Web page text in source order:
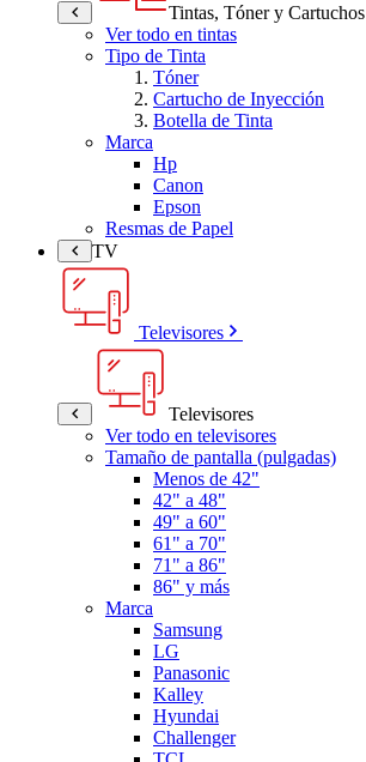
Tintas, Tóner y Cartuchos
Ver todo en tintas
Tipo de Tinta
Tóner
Cartucho de Inyección
Botella de Tinta
Marca
Hp
Canon
Epson
Resmas de Papel
TV
Televisores
Televisores
Ver todo en televisores
Tamaño de pantalla (pulgadas)
Menos de 42"
42" a 48"
49" a 60"
61" a 70"
71" a 86"
86" y más
Marca
Samsung
LG
Panasonic
Kalley
Hyundai
Challenger